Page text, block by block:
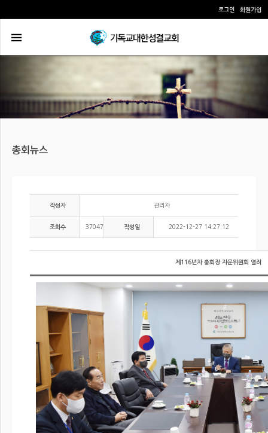
로그인 회원가입
작성자 관리자
조회수 37047 작성일 2022-12-27 14:27:12
제116년차 총회장 자문위원회 열려